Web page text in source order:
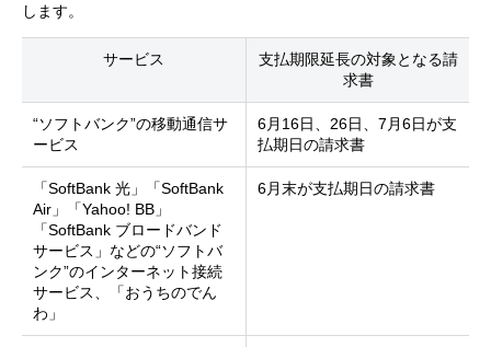
します。
サービス
支払期限延長の対象となる請
求書
“ソフトバンク”の移動通信サ
ービス
6月16日、26日、7月6日が支
払期日の請求書
「SoftBank 光」「SoftBank
Air」「Yahoo! BB」
「SoftBank ブロードバンド
サービス」などの“ソフトバ
ンク”のインターネット接続
サービス、「おうちのでん
わ」
6月末が支払期日の請求書